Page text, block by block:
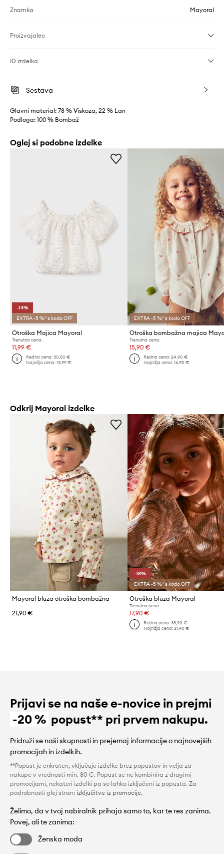
Znamka Mayoral
Proizvajalec
ID izdelka
Sestava
Glavni material: 78 % Viskoza, 22 % Lan
Podloga: 100 % Bombaž
Oglej si podobne izdelke
-14%
EXTRA -5 %* s kodo OFF
Otroška Majica Mayoral
Trenutna cena:
11,99 €
Redna cena:30,50 €
Najnižja cena:13,99 €
EXTRA -5 %* s kodo OFF
Otroška bombažna majica
Trenutna cena:
15,90 €
Redna cena: 24,90 €
Najnižja cena: 16,90 €
Odkrij Mayoral izdelke
Mayoral bluza otroška bombažna
21,90 €
-18%
EXTRA -5 %* s kodo OFF
Otroška bluza Mayoral
Trenutna cena:
17,90 €
Redna cena: 35,90 €
Najnižja cena: 21,90 €
Prijavi se na naše e-novice in prejmi
-20 % popust** pri prvem nakupu.
Pridruži se naši skupnosti in prejemaj informacije o najnovejših
promocijah in izdelkih.
**Popust je enkraten, vključuje izdelke brez popustov in velja za
nakupe v vrednosti min. 80 €. Popust se ne kombinira z drugimi
promocijami, nekateri izdelki pa so lahko izključeni iz popusta. Za
podrobnosti glej stran: izključitve iz promocije.
Želimo, da v tvoj nabiralnik prihaja samo to, kar te res zanima.
Povej, ali te zanima:
Ženska moda